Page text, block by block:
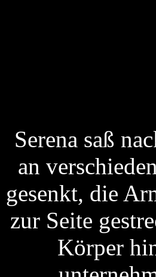
Serena saß
an
gesenkt, die
zur Seite
Körper